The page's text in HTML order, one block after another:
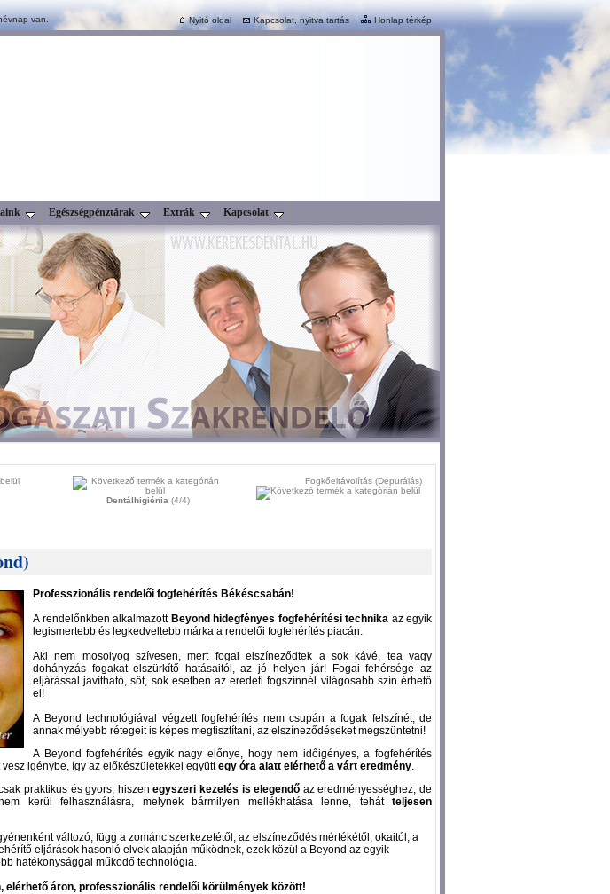
van. Nyitó oldal Kapcsolat, nyitva tartás Honlap térkép
Egészségpénztárak Extrák Kapcsolat
Fogkőeltávolítás (Depurálás)
Dentálhigiénia (4/4)
Professzionális rendelői fogfehérítés Békéscsabán!
A rendelőnkben alkalmazott Beyond hidegfényes fogfehérítési technika az egyik
legismertebb és legkedveltebb márka a rendelői fogfehérítés piacán.
Aki nem mosolyog szívesen, mert fogai elszíneződtek a sok kávé, tea vagy
dohányzás fogakat elszürkítő hatásaitól, az jó helyen jár! Fogai fehérsége az
eljárással javítható, sőt, sok esetben az eredeti fogszínnél világosabb szín érhető
el!
A Beyond technológiával végzett fogfehérítés nem csupán a fogak felszínét, de
annak mélyebb rétegeit is képes megtisztítani, az elszíneződéseket megszüntetni!
A Beyond fogfehérítés egyik nagy előnye, hogy nem időigényes, a fogfehérítés
igénybe, így az előkészületekkel együttegy óra alatt elérhető a várt eredmény
praktikus és gyors, hiszenegyszeri kezelés is elegendő az eredményességhez, de
kerül felhasználásra, melynek bármilyen mellékhatása lenne, tehát teljesen
változó, függ a zománc szerkezetétől, az elszíneződés mértékétől, okaitól, a
eljárások hasonló elvek alapján működnek, ezek közül a Beyond az egyik
hatékonysággal működő technológia.
elérhető áron, professzionális rendelői körülmények között!